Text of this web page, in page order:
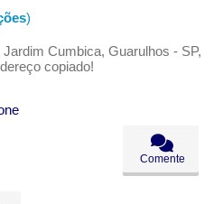
)
Cumbica, Guarulhos - SP,
copiado!
Comente